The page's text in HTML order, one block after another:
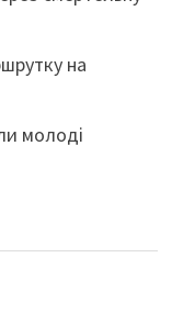
на
молоді